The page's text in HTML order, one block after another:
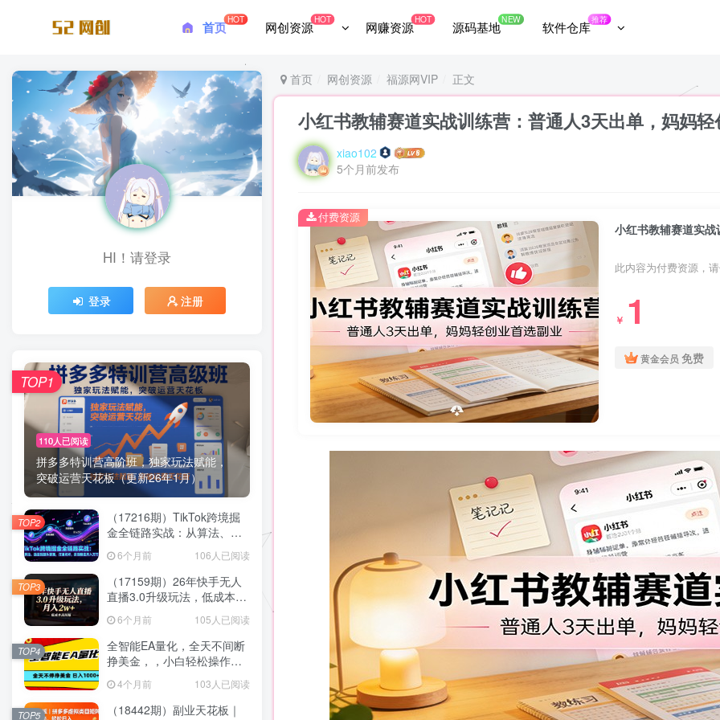
首页HOT 网创资源HOT 网赚资源HOT 源码基地NEW 软件仓库推荐
首页 网创资源 福源网VIP 正文
小红书教辅赛道实战训练营：普通人3天出单，妈妈
xiao102
5个月前发布
小红书教辅赛道实
此内容为付费资源，
￥ 1
黄金会员 免费
付费资源
HI！请登录
登录 注册
110人已阅读
拼多多特训营高阶班，独家玩法赋能，
突破运营天花板（更新26年1月）
TOP1
（17216期）TikTok跨境掘
金全链路实战：从算法、选
品到团队管理，打通闭环，
实现稳定月入万刀
6个月前 106人已阅读
TOP2
（17159期）26年快手无人
直播3.0升级玩法，低成本高
回报，月入2w+
6个月前 105人已阅读
TOP3
全智能EA量化，全天不间断
挣美金，，小白轻松操作，
日入1000+
4个月前 103人已阅读
TOP4
（18442期）副业天花板｜
TOP5